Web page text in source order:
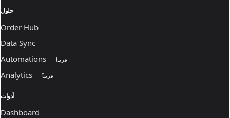
حلول
Order Hub
Data Sync
Automations
قريباً
Analytics قريباً
أدوات
Dashboard